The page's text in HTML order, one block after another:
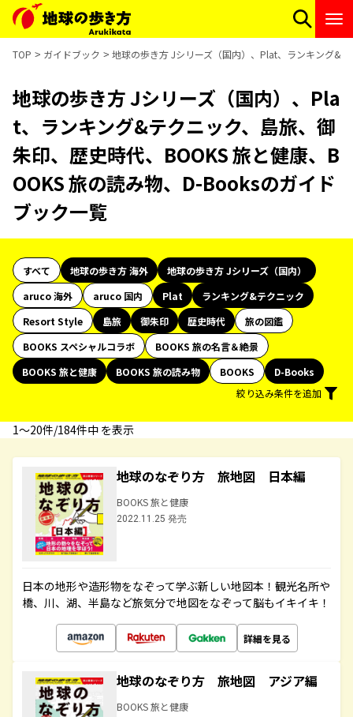
TOP ガイドブック 地球の歩き方 Jシリーズ（国内）、Plat、ランキング&
地球の歩き方 Jシリーズ（国内）、Pla
t、ランキング&テクニック、島旅、御
朱印、歴史時代、BOOKS 旅と健康、B
OOKS 旅の読み物、D-Booksのガイド
ブック一覧
すべて 地球の歩き方 海外
地球の歩き方 Jシリーズ（国内）
aruco 海外
aruco 国内 Plat
ランキング&テクニック
Resort Style
島旅 御朱印 歴史時代
旅の図鑑
BOOKS スペシャルコラボ
BOOKS 旅の名言＆絶景
BOOKS 旅と健康
BOOKS 旅の読み物 BOOKS
D-Books
絞り込み条件を追加
1〜20件/184件中 を表示
地球のなぞり方 旅地図 日本編
BOOKS 旅と健康
2022.11.25 発売
日本の地形や造形物をなぞって学ぶ新しい地図本！観光名所や
橋、川、湖、半島など旅気分で地図をなぞって脳もイキイキ！
詳細を見る
地球のなぞり方 旅地図 アジア編
BOOKS 旅と健康